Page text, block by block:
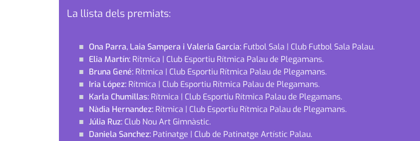
La llista dels premiats:
Ona Parra, Laia Sampera i Valeria Garcia: Futbol Sala | Club Futbol Sala Palau.
Elia Martín: Rítmica | Club Esportiu Rítmica Palau de Plegamans.
Bruna Gené: Rítmica | Club Esportiu Rítmica Palau de Plegamans.
Iria López: Rítmica | Club Esportiu Rítmica Palau de Plegamans.
Karla Chumillas: Rítmica | Club Esportiu Rítmica Palau de Plegamans.
Nàdia Hernandez: Rítmica | Club Esportiu Rítmica Palau de Plegamans.
Júlia Ruz: Club Nou Art Gimnàstic.
Daniela Sanchez: Patinatge | Club de Patinatge Artístic Palau.